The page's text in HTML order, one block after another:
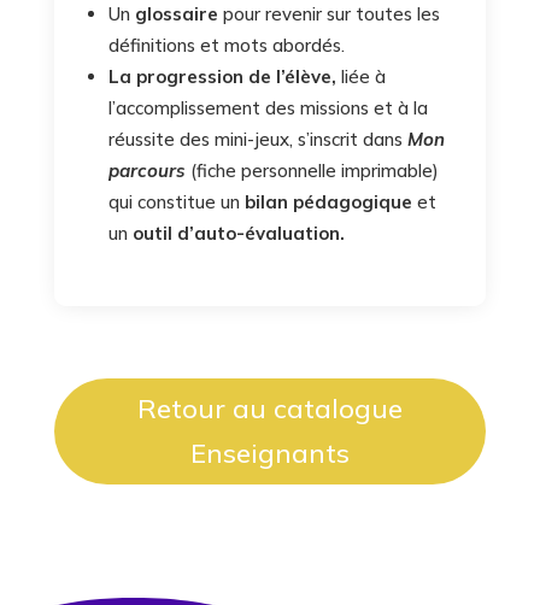
Un glossaire pour revenir sur toutes les
définitions et mots abordés.
La progression de l’élève, liée à
l’accomplissement des missions et à la
réussite des mini-jeux, s’inscrit dans Mon
parcours (fiche personnelle imprimable)
qui constitue un bilan pédagogique et
un outil d’auto-évaluation.
Retour au catalogue
Enseignants